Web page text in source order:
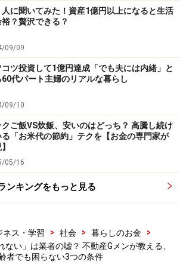
件とは？
くいを左右するのは、年齢と緊急連
てお金があるかどうかの3点です。年
と厳しくなり、75歳を過ぎるとさら
寿命が80代後半であることが関係し
先があるというのは、何かあったと
れる人がいるということなので、と
齢者には積極的に貸さないという大家
入居者が決まりにくいから高齢者に
大家さんもいます。
人に聞いてみた！資産1億円以上になると生活
裕？贅沢できる？
09/09
コツ投資して1億円達成「でも夫には内緒」と
60代パート主婦のリアルな暮らし
09/10
ご飯VS炊飯、安いのはどっち？ 高騰し続け
る「お米代の節約」テクを【お金の専門家が
05/16
ンキングをもっと見る
ネス・学習 > 社会 > 暮らしのお金
>
ない」は業者の嘘？ 不動産Gメンが教える、
者でも困らない3つの条件